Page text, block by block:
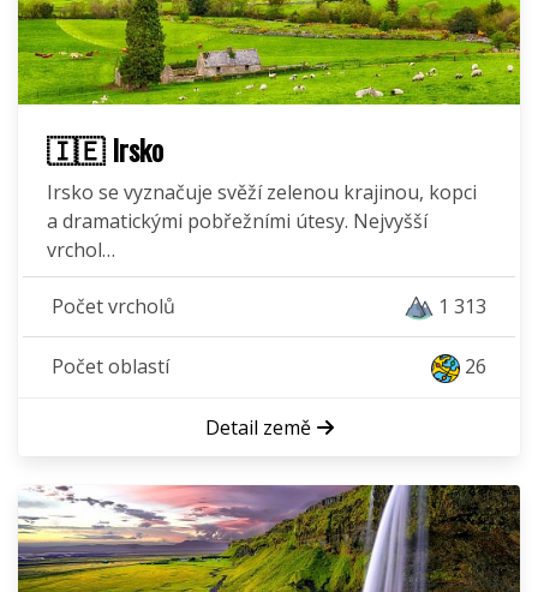
🇮🇪 Irsko
Irsko se vyznačuje svěží zelenou krajinou, kopci
a dramatickými pobřežními útesy. Nejvyšší
vrchol…
Počet vrcholů 1 313
Počet oblastí 26
Detail země